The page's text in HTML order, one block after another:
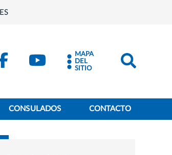
ES
MAPA
DEL
SITIO
CONSULADOS CONTACTO